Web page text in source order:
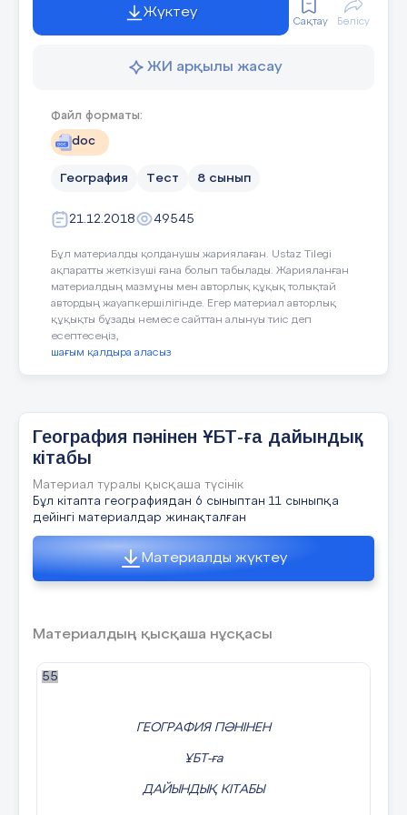
E) 10.12.1993 ж.
Қазақстанның БҰҰ-на мүше болған уақыты:
A) 02.03.1992 ж.
B) 16.12.1991 ж.
E) 01.05.1970 ж.
Қазақстанның көлемі:
C) 2724 мың км²
D) 450 мың км²
E) 1563 мың км²
Дұрыс жауап: C
B) 2300
Жүктеу
Сақтау Бөлісу
ЖИ арқылы жасау
Файл форматы:
doc
География Тест 8 сынып
21.12.2018 49545
Бұл материалды қолданушы жариялаған. Ustaz Tilegi
ақпаратты жеткізуші ғана болып табылады. Жарияланған
материалдың мазмұны мен авторлық құқық толықтай
автордың жауапкершілігінде. Егер материал авторлық
құқықты бұзады немесе сайттан алынуы тиіс деп
есептесеңіз,
шағым қалдыра аласыз
География пәнінен ҰБТ-ға дайындық
кітабы
Материал туралы қысқаша түсінік
Бұл кітапта географиядан 6 сыныптан 11 сыныпқа
дейінгі материалдар жинақталған
Материалды жүктеу
Материалдың қысқаша нұсқасы
ГЕОГРАФИЯ ПӘНІНЕН
ҰБТ-ға
ДАЙЫНДЫҚ КІТАБЫ
55